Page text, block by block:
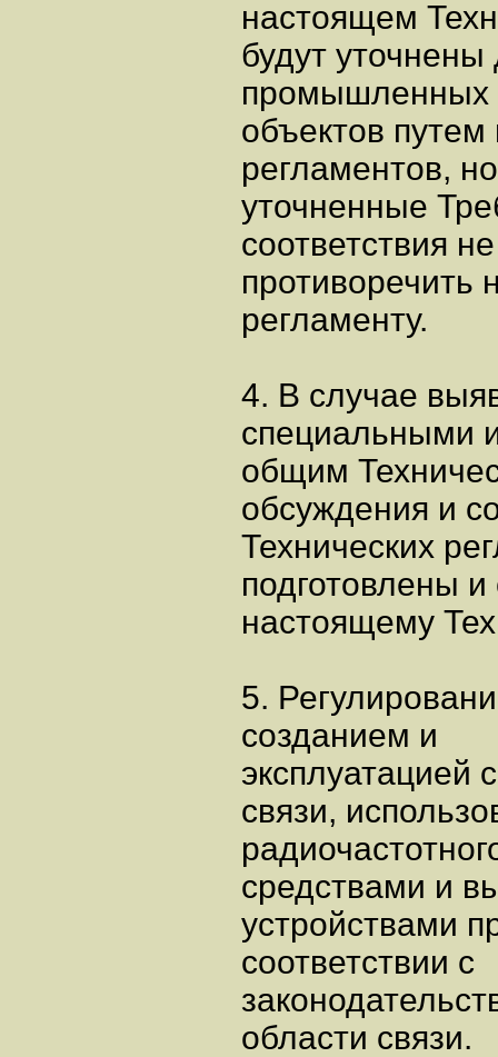
настоящем
будут
промышленных
объектов
регламентов,
уточненные
соответствия
противоречить
регламенту.
4. В случае
специальными
общим
обсуждения и
Технических
подготовлены
настоящему
5.
созданием и
эксплуатацией
связи,
средствами и
устройствами
соответствии с
области связи.